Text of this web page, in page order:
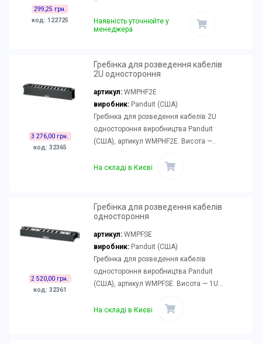
299,25 грн.
код: 122725
Наявність уточнюйте у
менеджера
3 276,00 грн.
код: 32365
Гребінка для розведення кабелів
2U одностороння
артикул: WMPHF2E
виробник:Panduit (США)
Гребінка для розведення кабелів 2U
одностороння виробництва Panduit
(США), артикул WMPHF2E. Висота —..
На складі в Києві
2 520,00 грн.
код: 32361
Гребінка для розведення кабелів
одностороння
артикул: WMPFSE
виробник:Panduit (США)
Гребінка для розведення кабелів
одностороння виробництва Panduit
(США), артикул WMPFSE. Висота — 1U...
На складі в Києві